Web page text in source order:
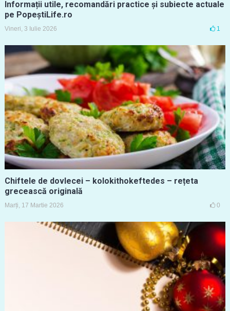
Informații utile, recomandări practice și subiecte actuale
pe PopeștiLife.ro
Vineri, 3 Iulie 2026 1
Chiftele de dovlecei – kolokithokeftedes – rețeta
grecească originală
Marți, 17 Martie 2026 0